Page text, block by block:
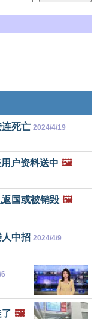
死亡 2024/4/19
户资料送中 🖼️
国或被销毁 🖼️
中招 2024/4/9
🖼️